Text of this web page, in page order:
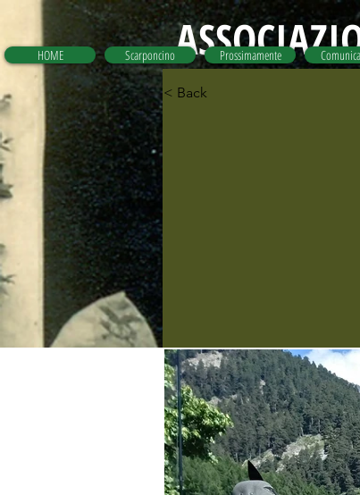
< Back
HOME Scarponcino Prossimamente